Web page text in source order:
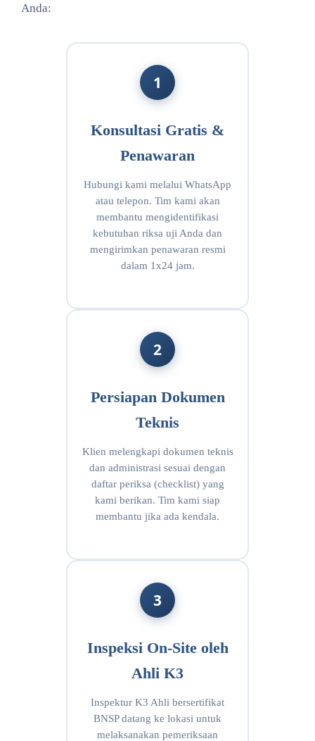
Anda:
1
Konsultasi Gratis &
Penawaran
Hubungi kami melalui WhatsApp
atau telepon. Tim kami akan
membantu mengidentifikasi
kebutuhan riksa uji Anda dan
mengirimkan penawaran resmi
dalam 1x24 jam.
2
Persiapan Dokumen
Teknis
Klien melengkapi dokumen teknis
dan administrasi sesuai dengan
daftar periksa (checklist) yang
kami berikan. Tim kami siap
membantu jika ada kendala.
3
Inspeksi On-Site oleh
Ahli K3
Inspektur K3 Ahli bersertifikat
BNSP datang ke lokasi untuk
melaksanakan pemeriksaan